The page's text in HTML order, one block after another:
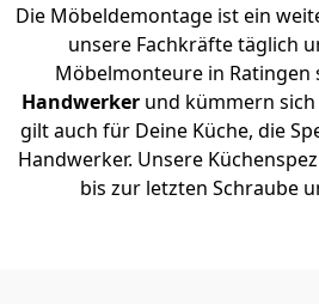
Die Möbeldemontage ist ein
unsere Fachkräfte täglich
Möbelmonteure in Ratingen
Handwerker und kümmern
gilt auch für Deine Küche, die
Handwerker. Unsere
bis zur letzten Schraube